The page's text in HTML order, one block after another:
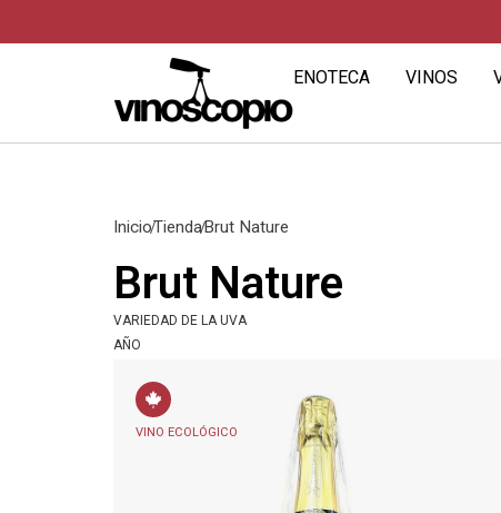
ENOTECA VINOS
InicioTiendaBrut Nature
Brut Nature
VARIEDAD DE LA UVA
AÑO
VINO ECOLÓGICO